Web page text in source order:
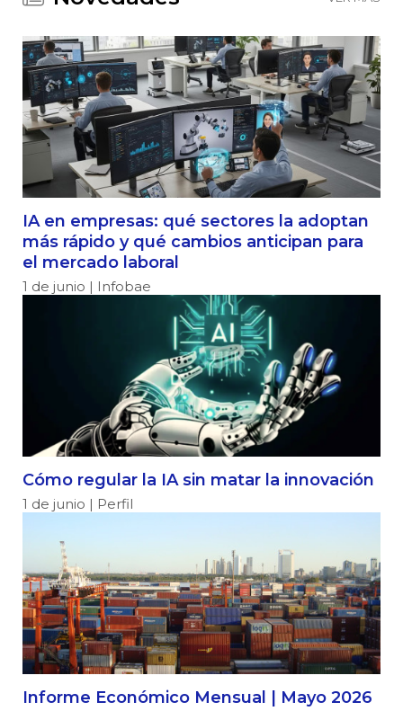
IA en empresas: qué sectores la adoptan
más rápido y qué cambios anticipan para
el mercado laboral
1 de junio | Infobae
Cómo regular la IA sin matar la innovación
1 de junio | Perfil
Informe Económico Mensual | Mayo 2026